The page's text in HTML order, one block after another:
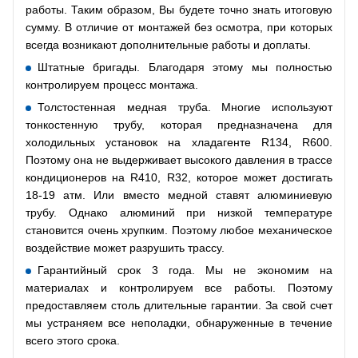
работы. Таким образом, Вы будете точно знать итоговую
сумму. В отличие от монтажей без осмотра, при которых
всегда возникают дополнительные работы и доплаты.
Штатные бригады. Благодаря этому мы полностью
контролируем процесс монтажа.
Толстостенная медная труба. Многие используют
тонкостенную трубу, которая предназначена для
холодильных установок на хладагенте R134, R600.
Поэтому она не выдерживает высокого давления в трассе
кондиционеров на R410, R32, которое может достигать
18-19 атм. Или вместо медной ставят алюминиевую
трубу. Однако алюминий при низкой температуре
становится очень хрупким. Поэтому любое механическое
воздействие может разрушить трассу.
Гарантийный срок 3 года. Мы не экономим на
материалах и контролируем все работы. Поэтому
предоставляем столь длительные гарантии. За свой счет
мы устраняем все неполадки, обнаруженные в течение
всего этого срока.